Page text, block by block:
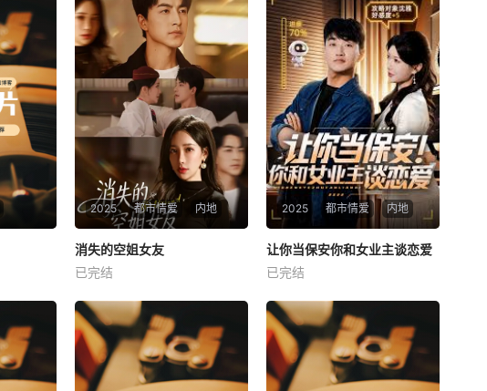
2025 都市情爱 内地
消失的空姐女友
未知
消失的空姐女友
已完结
2025 都市情爱 内地
未知
让你当保安你和女业主谈恋爱
已完结